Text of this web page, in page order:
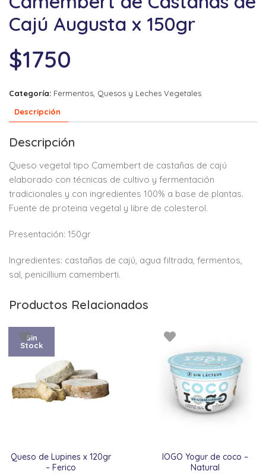
Cajú Augusta x 150gr
$1750
Categoría: Fermentos, Quesos y Leches Vegetales
Descripción
Descripción
Queso vegetal tipo Camembert de castañas de cajú
elaborado con técnicas de cultivo y fermentación
tradicionales y con ingredientes 100% a base de plantas.
Fuente de proteina vegetal y libre de colesterol.
Presentación: 150gr
Ingredientes: castañas de cajú, agua filtrada, fermentos,
sal, penicillium camemberti.
Productos Relacionados
Queso de Lupines x 120gr
– Ferico
Sin
Stock
IOGO Yogur de coco –
Natural